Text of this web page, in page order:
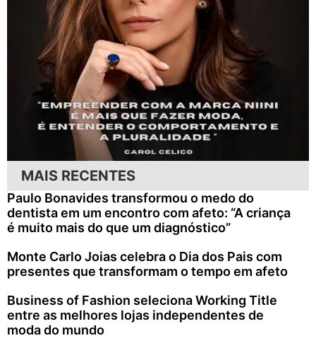
MAIS RECENTES
Paulo Bonavides transformou o medo do
dentista em um encontro com afeto: “A criança
é muito mais do que um diagnóstico”
Monte Carlo Joias celebra o Dia dos Pais com
presentes que transformam o tempo em afeto
Business of Fashion seleciona Working Title
entre as melhores lojas independentes de
moda do mundo